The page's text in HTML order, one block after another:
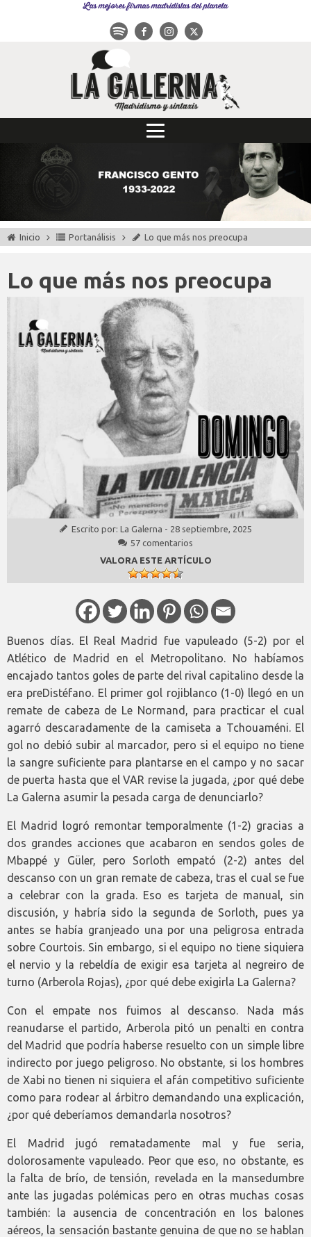
Las mejores firmas madridistas del planeta
Inicio Portanálisis Lo que más nos preocupa
Lo que más nos preocupa
Escrito por: La Galerna - 28 septiembre, 2025
57 comentarios
VALORA ESTE ARTÍCULO
Buenos días. El Real Madrid fue vapuleado (5-2) por el
Atlético de Madrid en el Metropolitano. No habíamos
encajado tantos goles de parte del rival capitalino desde la
era preDistéfano. El primer gol rojiblanco (1-0) llegó en un
remate de cabeza de Le Normand, para practicar el cual
agarró descaradamente de la camiseta a Tchouaméni. El
gol no debió subir al marcador, pero si el equipo no tiene
la sangre suficiente para plantarse en el campo y no sacar
de puerta hasta que el VAR revise la jugada, ¿por qué debe
La Galerna asumir la pesada carga de denunciarlo?
El Madrid logró remontar temporalmente (1-2) gracias a
dos grandes acciones que acabaron en sendos goles de
Mbappé y Güler, pero Sorloth empató (2-2) antes del
descanso con un gran remate de cabeza, tras el cual se fue
a celebrar con la grada. Eso es tarjeta de manual, sin
discusión, y habría sido la segunda de Sorloth, pues ya
antes se había granjeado una por una peligrosa entrada
sobre Courtois. Sin embargo, si el equipo no tiene siquiera
el nervio y la rebeldía de exigir esa tarjeta al negreiro de
turno (Arberola Rojas), ¿por qué debe exigirla La Galerna?
Con el empate nos fuimos al descanso. Nada más
reanudarse el partido, Arberola pitó un penalti en contra
del Madrid que podría haberse resuelto con un simple libre
indirecto por juego peligroso. No obstante, si los hombres
de Xabi no tienen ni siquiera el afán competitivo suficiente
como para rodear al árbitro demandando una explicación,
¿por qué deberíamos demandarla nosotros?
El Madrid jugó rematadamente mal y fue seria,
dolorosamente vapuleado. Peor que eso, no obstante, es
la falta de brío, de tensión, revelada en la mansedumbre
ante las jugadas polémicas pero en otras muchas cosas
también: la ausencia de concentración en los balones
aéreos, la sensación bastante genuina de que no se hablan